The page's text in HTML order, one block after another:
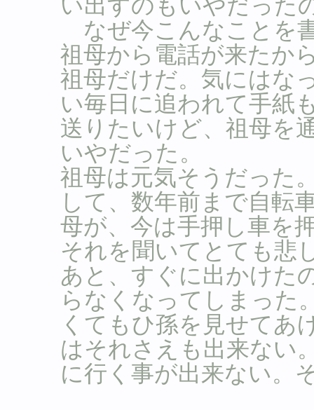
い出すのもいやだった
なぜ今こんなことを
祖母から電話が来たか
祖母だけだ。気にはな
い毎日に追われて手紙
送りたいけど、祖母を
いやだった。
祖母は元気そうだった
して、数年前まで自転
母が、今は手押し車を
それを聞いてとても悲
あと、すぐに出かけた
らなくなってしまった
くてもひ孫を見せてあ
はそれさえも出来ない
に行く事が出来ない。